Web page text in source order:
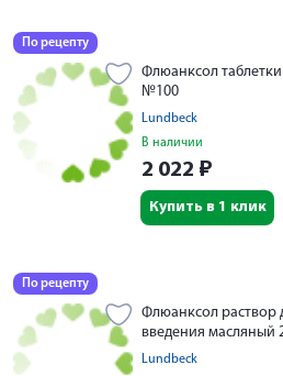
По рецепту
Флюанксол
№100
Lundbeck
В наличии
2 022 ₽
Купить в 1 клик
По рецепту
Флюанксол
введения
Lundbeck